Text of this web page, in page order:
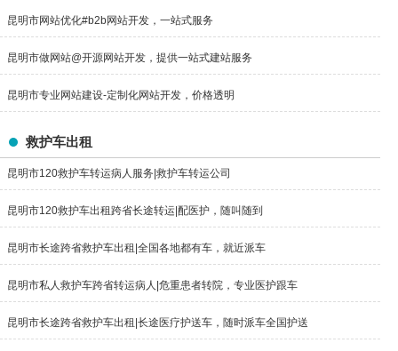
昆明市网站优化#b2b网站开发，一站式服务
昆明市做网站@开源网站开发，提供一站式建站服务
昆明市专业网站建设-定制化网站开发，价格透明
救护车出租
昆明市120救护车转运病人服务|救护车转运公司
昆明市120救护车出租跨省长途转运|配医护，随叫随到
昆明市长途跨省救护车出租|全国各地都有车，就近派车
昆明市私人救护车跨省转运病人|危重患者转院，专业医护跟车
昆明市长途跨省救护车出租|长途医疗护送车，随时派车全国护送